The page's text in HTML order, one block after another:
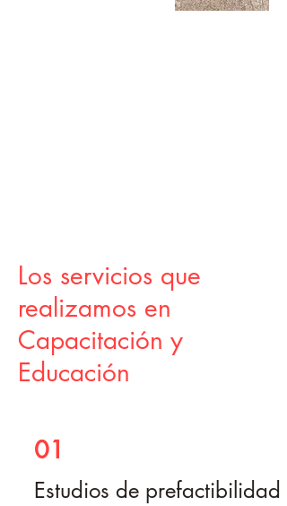
Los servicios que
realizamos en
Capacitación y
Educación
01
Estudios de prefactibilidad